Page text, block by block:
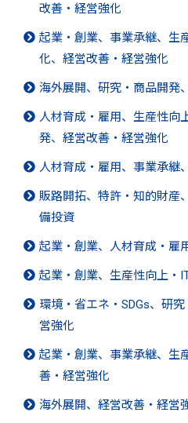
改善・経営強化
起業・創業、事業承継、生
化、経営改善・経営強化
海外展開、研究・商品開発
人材育成・雇用、生産性向
発、経営改善・経営強化
人材育成・雇用、事業承継
販路開拓、特許・知的財産
備投資
起業・創業、人材育成・雇
起業・創業、生産性向上・
環境・省エネ・SDGs、研
営強化
起業・創業、事業承継、生
善・経営強化
海外展開、経営改善・経営